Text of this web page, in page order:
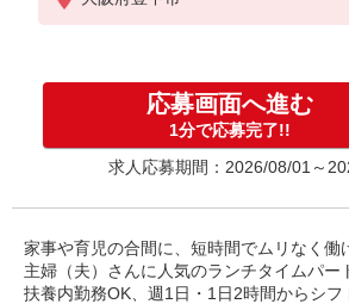
高校生：時給1177円
応募画面へ進む
1分で応募完了!!
求人応募期間：2026/08/01～
家事や育児の合間に、短時間でムリなく働
主婦（夫）さんに人気のランチタイムパー
扶養内勤務OK、週1日・1日2時間からシフ